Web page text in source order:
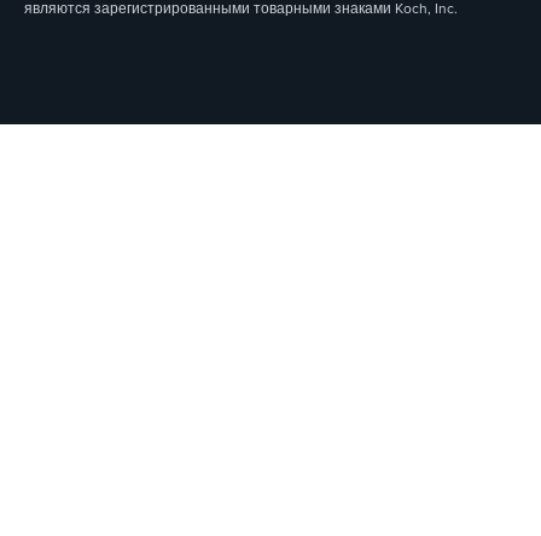
являются зарегистрированными товарными знаками Koch, Inc.